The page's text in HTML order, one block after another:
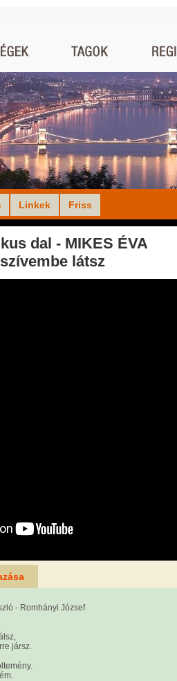
Linkek Friss
dal - MIKES ÉVA
látsz
- Romhányi József
jársz.